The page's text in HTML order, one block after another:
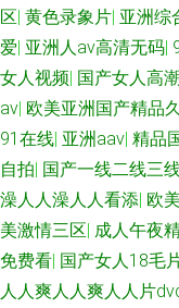
区| 黄色录象片| 亚洲综
爱| 亚洲人av高清无码|
女人视频| 国产女人高
av| 欧美亚洲国产精品
91在线| 亚洲aav| 精品
自拍| 国产一线二线三
澡人人澡人人看添| 欧
美激情三区| 成人午夜
免费看| 国产女人18毛
人人爽人人爽人人片